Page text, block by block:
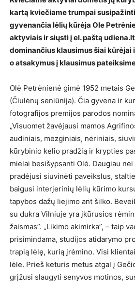
kartą kviečiame trumpai
gyvenančia lėlių kūrėja Ole
aktyviais ir siųsti į el. paštą
dominančius klausimus šiai kūrėjai
o atsakymus į klausimus
Olė Petrėnienė gimė 1952 metais
(Čiulėnų seniūnija). Čia gyvena ir
fotografijos premijos parodos
„Visuomet žavėjausi mamos
audiniais, mezginiais, nėriniais,
kūrybinio kelio pradžią ir krypties
mielai besišypsanti Olė. Daugiau
pradėjusi siuvinėti paveikslus,
baigusi interjerinių lėlių kūrimo
tapybos dažų liejimo ant šilko.
su dukra Vilniuje yra įkūrusios
žaismas”. „Likimo akimirka”, – taip
prisimindama, studijos atidarymo
trapią lėlę, kurią įrėmino. Visi
lėle. Prieš keturis metus atgal į
grįžusi slaugyti senyvos motinos,